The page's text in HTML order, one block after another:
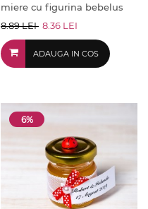
miere cu figurina bebelus
8.89 LEI 8.36 LEI
ADAUGA IN COS
6%